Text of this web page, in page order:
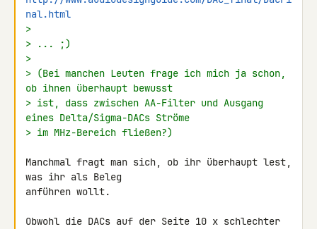
nal.html
>
> ... ;)
>
> (Bei manchen Leuten frage ich mich ja schon,
ob ihnen überhaupt bewusst
> ist, dass zwischen AA-Filter und Ausgang
eines Delta/Sigma-DACs Ströme
> im MHz-Bereich fließen?)
Manchmal fragt man sich, ob ihr überhaupt lest,
was ihr als Beleg
anführen wollt.
Obwohl die DACs auf der Seite 10 x schlechter